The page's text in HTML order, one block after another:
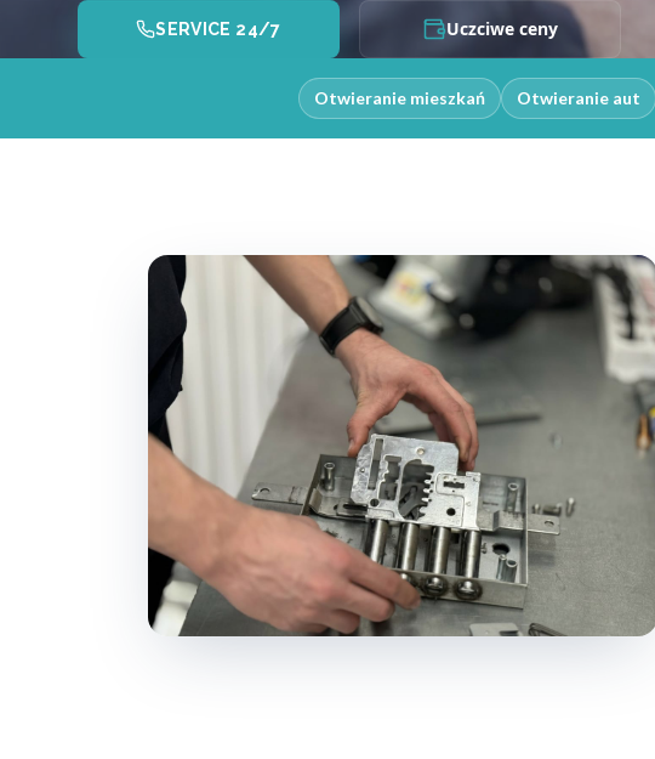
SERVICE 24/7 Uczciwe ceny
Otwieranie mieszkań Otwieranie aut